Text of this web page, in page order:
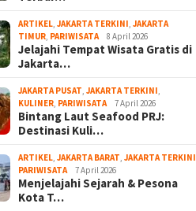
ARTIKEL ,JAKARTA TERKINI ,JAKARTA
TIMUR PARIWISATA 8 April 2026
Jelajahi Tempat Wisata Gratis di
Jakarta…
JAKARTA PUSAT ,JAKARTA TERKINI
KULINER PARIWISATA 7 April 2026
Bintang Laut Seafood PRJ:
Destinasi Kuli…
ARTIKEL ,JAKARTA BARAT ,JAKARTA TERKINI
PARIWISATA
7 April 2026
Menjelajahi Sejarah & Pesona
Kota T…